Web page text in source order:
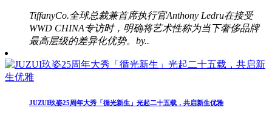
TiffanyCo.全球总裁兼首席执行官Anthony Ledru在接受
WWD CHINA专访时，明确将艺术性称为当下奢侈品牌
最高层级的差异化优势。by..
JUZUI玖姿25周年大秀「循光新生」光起二十五载，共启新生优雅